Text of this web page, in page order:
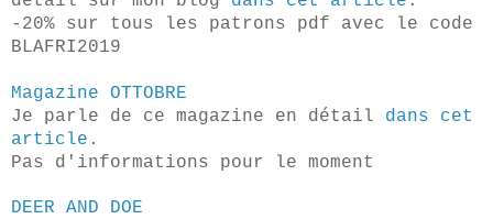
-20% sur tous les patrons pdf avec le code
BLAFRI2019
Magazine OTTOBRE
Je parle de ce magazine en détail dans cet
article .
Pas d'informations pour le moment
DEER AND DOE